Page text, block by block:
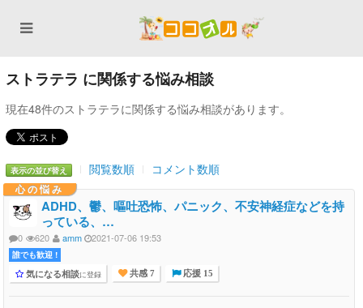
ストラテラ に関係する悩み相談
現在48件のストラテラに関係する悩み相談があります。
表示の並び替え 閲覧数順 コメント数順
心の悩み
ADHD、鬱、嘔吐恐怖、パニック、不安神経症などを持
っている、…
0 620 amm 2021-07-06 19:53
誰でも歓迎 !
気になる相談に登録 共感 7 応援 15